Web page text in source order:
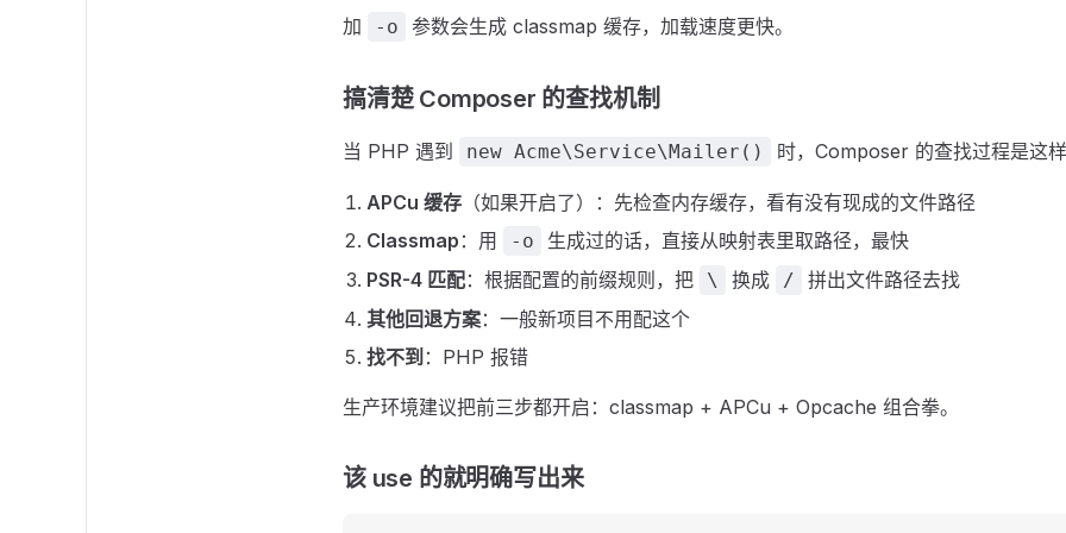
加 -o 参数会生成 classmap 缓存，加载速度更快。
搞清楚 Composer 的查找机制
当 PHP 遇到 new Acme\Service\Mailer() 时，Composer 的查找过程是这样
APCu 缓存 （如果开启了）：先检查内存缓存，看有没有现成的文件路径
Classmap ：用 -o
生成过的话，直接从映射表里取路径，最快
PSR-4 匹配：根据配置的前缀规则，把 \ 换成 /
拼出文件路径去找
其他回退方案：一般新项目不用配这个
找不到 ：PHP 报错
生产环境建议把前三步都开启：classmap + APCu + Opcache 组合拳。
该 use 的就明确写出来